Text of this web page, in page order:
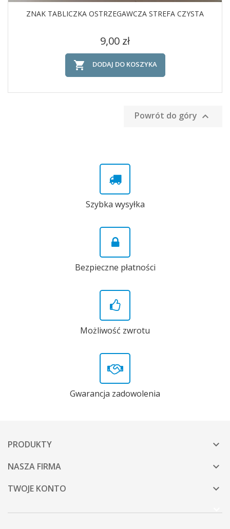
ZNAK TABLICZKA OSTRZEGAWCZA STREFA CZYSTA
Cena
9,00 zł
 DODAJ DO KOSZYKA
Powrót do góry 
Szybka wysyłka
Bezpieczne płatności
Możliwość zwrotu
Gwarancja zadowolenia
PRODUKTY 
NASZA FIRMA 
TWOJE KONTO 